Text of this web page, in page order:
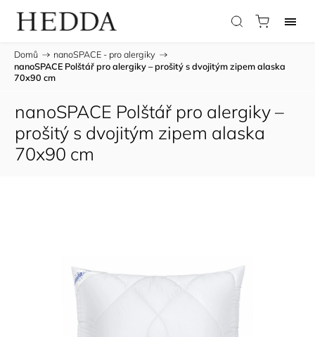
Domů / nanoSPACE - pro alergiky /
nanoSPACE Polštář pro alergiky – prošitý s dvojitým zipem alaska
70x90 cm
nanoSPACE Polštář pro alergiky –
prošitý s dvojitým zipem alaska
70x90 cm